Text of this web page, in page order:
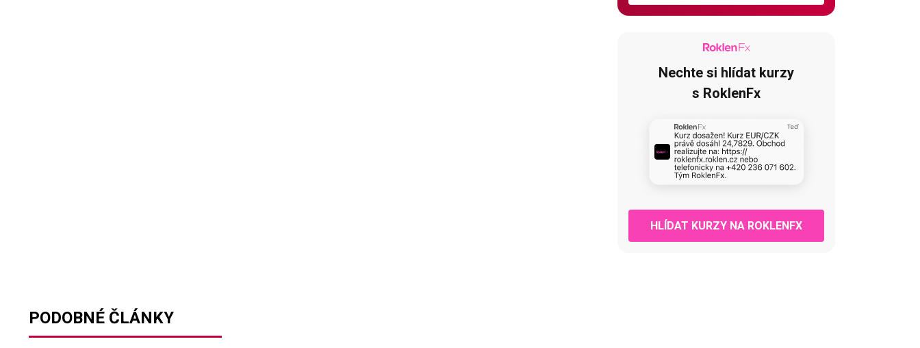
Nechte si hlídat kurzy
s RoklenFx
HLÍDAT KURZY NA ROKLENFX
PODOBNÉ ČLÁNKY